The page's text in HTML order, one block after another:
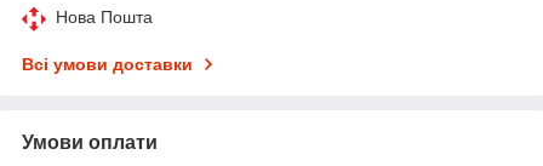
Нова Пошта
Всі умови доставки
Умови оплати